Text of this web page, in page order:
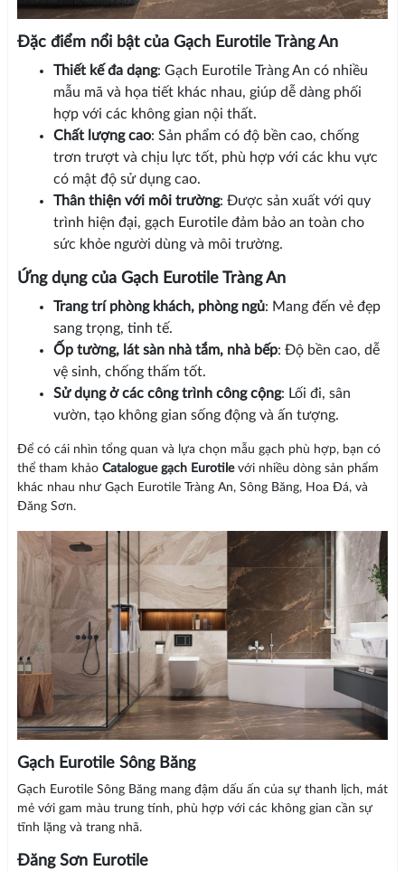
Đặc điểm nổi bật của Gạch Eurotile Tràng An
Thiết kế đa dạng: Gạch Eurotile Tràng An có nhiều
mẫu mã và họa tiết khác nhau, giúp dễ dàng phối
hợp với các không gian nội thất.
Chất lượng cao: Sản phẩm có độ bền cao, chống
trơn trượt và chịu lực tốt, phù hợp với các khu vực
có mật độ sử dụng cao.
Thân thiện với môi trường: Được sản xuất với quy
trình hiện đại, gạch Eurotile đảm bảo an toàn cho
sức khỏe người dùng và môi trường.
Ứng dụng của Gạch Eurotile Tràng An
Trang trí phòng khách, phòng ngủ: Mang đến vẻ đẹp
sang trọng, tinh tế.
Ốp tường, lát sàn nhà tắm, nhà bếp: Độ bền cao, dễ
vệ sinh, chống thấm tốt.
Sử dụng ở các công trình công cộng: Lối đi, sân
vườn, tạo không gian sống động và ấn tượng.
Để có cái nhìn tổng quan và lựa chọn mẫu gạch phù hợp, bạn có
thể tham khảo Catalogue gạch Eurotilevới nhiều dòng sản phẩm
khác nhau như Gạch Eurotile Tràng An, Sông Băng, Hoa Đá, và
Đăng Sơn.
Gạch Eurotile Sông Băng
Gạch Eurotile Sông Băng mang đậm dấu ấn của sự thanh lịch, mát
mẻ với gam màu trung tính, phù hợp với các không gian cần sự
tĩnh lặng và trang nhã.
Đăng Sơn Eurotile